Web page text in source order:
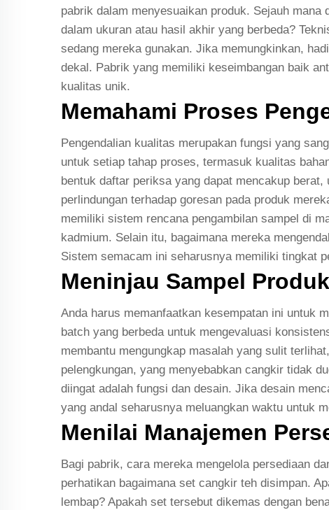
pabrik dalam menyesuaikan produk. Sejauh
dalam ukuran atau hasil akhir yang berbeda?
sedang mereka gunakan. Jika memungkinkan,
dekal. Pabrik yang memiliki keseimbangan baik
kualitas unik.
Memahami Proses
Pengendalian kualitas merupakan fungsi yang
untuk setiap tahap proses, termasuk kualitas
bentuk daftar periksa yang dapat mencakup
perlindungan terhadap goresan pada produk
memiliki sistem rencana pengambilan sampel di
kadmium. Selain itu, bagaimana mereka
Sistem semacam ini seharusnya memiliki tingkat
Meninjau Sampel
Anda harus memanfaatkan kesempatan ini untuk
batch yang berbeda untuk mengevaluasi
membantu mengungkap masalah yang sulit
pelengkungan, yang menyebabkan cangkir tidak
diingat adalah fungsi dan desain. Jika desain
yang andal seharusnya meluangkan waktu untuk
Menilai Manajemen
Bagi pabrik, cara mereka mengelola persediaan
perhatikan bagaimana set cangkir teh disimpan.
lembap? Apakah set tersebut dikemas dengan